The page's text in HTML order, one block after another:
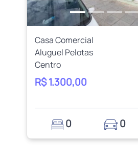
Casa Comercial
Aluguel Pelotas
Centro
R$ 1.300,00
0 0